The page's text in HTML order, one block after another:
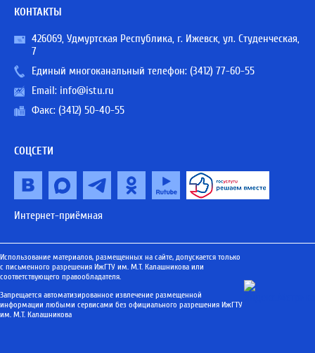
КОНТАКТЫ
426069, Удмуртская Республика, г. Ижевск, ул. Студенческая,
7
Единый многоканальный телефон: (3412) 77-60-55
Email: info@istu.ru
Факс: (3412) 50-40-55
СОЦСЕТИ
Интернет-приёмная
Использование материалов, размещенных на сайте, допускается только
с письменного разрешения ИжГТУ им. М.Т. Калашникова или
соответствующего правообладателя.
Запрещается автоматизированное извлечение размещенной
информации любыми сервисами без официального разрешения ИжГТУ
им. М.Т. Калашникова